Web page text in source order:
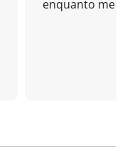
enquanto me